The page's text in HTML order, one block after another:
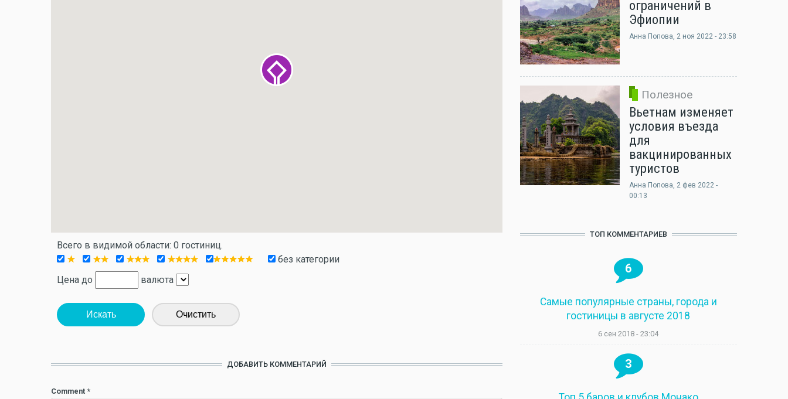
Всего в видимой области: 0 гостиниц.
без категории
Цена до
валюта
Искать Очистить
ДОБАВИТЬ КОММЕНТАРИЙ
Comment *
ограничений в
Эфиопии
Анна Попова, 2 ноя 2022 - 23:58
Полезное
Вьетнам изменяет
условия въезда
для
вакцинированных
туристов
Анна Попова, 2 фев 2022 -
00:13
ТОП КОММЕНТАРИЕВ
6
Самые популярные страны, города и
гостиницы в августе 2018
6 сен 2018 - 23:04
3